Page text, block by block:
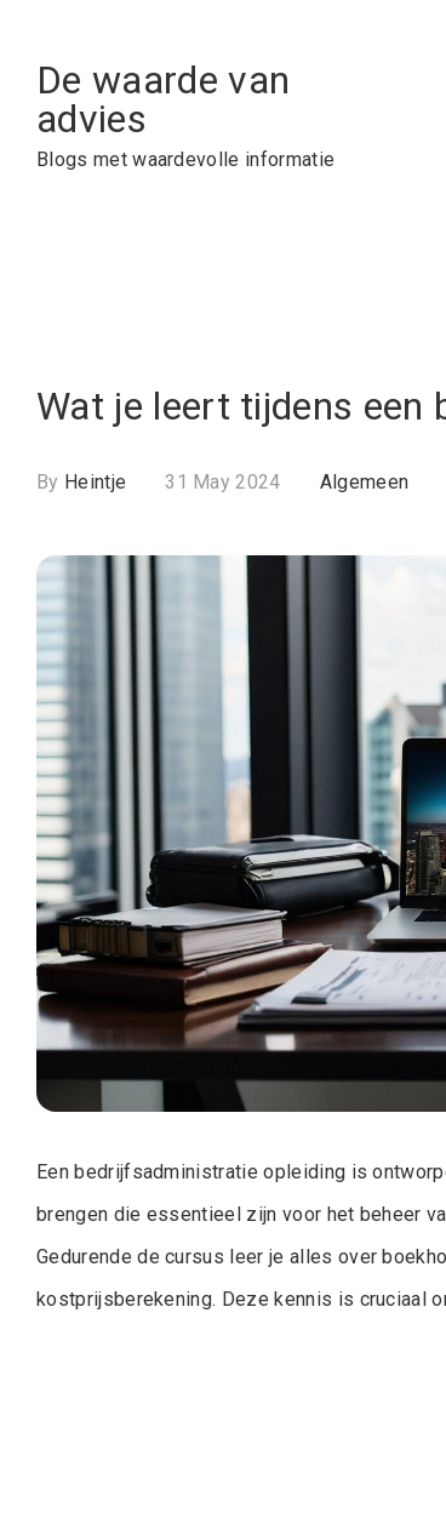
contentDe waarde van
advies
Blogs met waardevolle informatie
Wat je leert tijdens
By Heintje 31 May 2024 Algemeen
Een bedrijfsadministratie opleiding is
brengen die essentieel zijn voor het beheer
Gedurende de cursus leer je alles over
kostprijsberekening. Deze kennis is cruciaal